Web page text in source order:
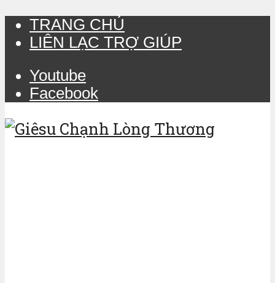
TRANG CHỦ
LIÊN LẠC TRỢ GIÚP
Youtube
Facebook